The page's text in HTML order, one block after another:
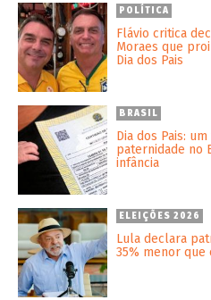
POLÍTICA
Flávio critica
Moraes que
Dia dos Pais
BRASIL
Dia dos Pais:
paternidade no
infância
ELEIÇÕES 2026
Lula declara
35% menor que